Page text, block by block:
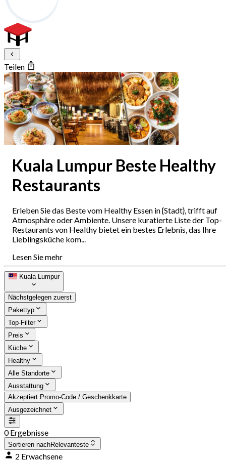
Teilen
Kuala Lumpur Beste Healthy
Restaurants
Erleben Sie das Beste vom Healthy Essen in {Stadt}, trifft auf
Atmosphäre oder Ambiente. Unsere kuratierte Liste der Top-
Restaurants von Healthy bietet ein bestes Erlebnis, das Ihre
Lieblingsküche kom...
Lesen Sie mehr
Kuala Lumpur
Nächstgelegen zuerst
Pakettyp
Top-Filter
Preis
Küche
Healthy
Alle Standorte
Ausstattung
Akzeptiert Promo-Code / Geschenkkarte
Ausgezeichnet
0 Ergebnisse
Sortieren nachRelevanteste
2 Erwachsene